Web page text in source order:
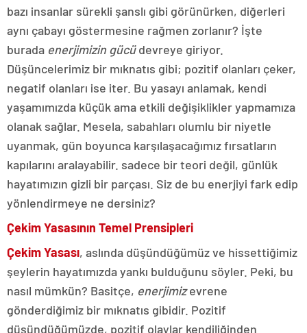
bazı insanlar sürekli şanslı gibi görünürken, diğerleri
aynı çabayı göstermesine rağmen zorlanır? İşte
burada enerjimizin gücüdevreye giriyor.
Düşüncelerimiz bir mıknatıs gibi; pozitif olanları çeker,
negatif olanları ise iter. Bu yasayı anlamak, kendi
yaşamımızda küçük ama etkili değişiklikler yapmamıza
olanak sağlar. Mesela, sabahları olumlu bir niyetle
uyanmak, gün boyunca karşılaşacağımız fırsatların
kapılarını aralayabilir. sadece bir teori değil, günlük
hayatımızın gizli bir parçası. Siz de bu enerjiyi fark edip
yönlendirmeye ne dersiniz?
Çekim Yasasının Temel Prensipleri
Çekim Yasası, aslında düşündüğümüz ve hissettiğimiz
şeylerin hayatımızda yankı bulduğunu söyler. Peki, bu
nasıl mümkün? Basitçe, enerjimizevrene
gönderdiğimiz bir mıknatıs gibidir. Pozitif
düşündüğümüzde, pozitif olaylar kendiliğinden